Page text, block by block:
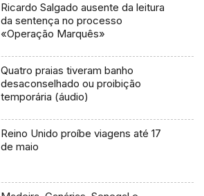
Ricardo Salgado ausente da leitura
da sentença no processo
«Operação Marquês»
Quatro praias tiveram banho
desaconselhado ou proibição
temporária (áudio)
Reino Unido proíbe viagens até 17
de maio